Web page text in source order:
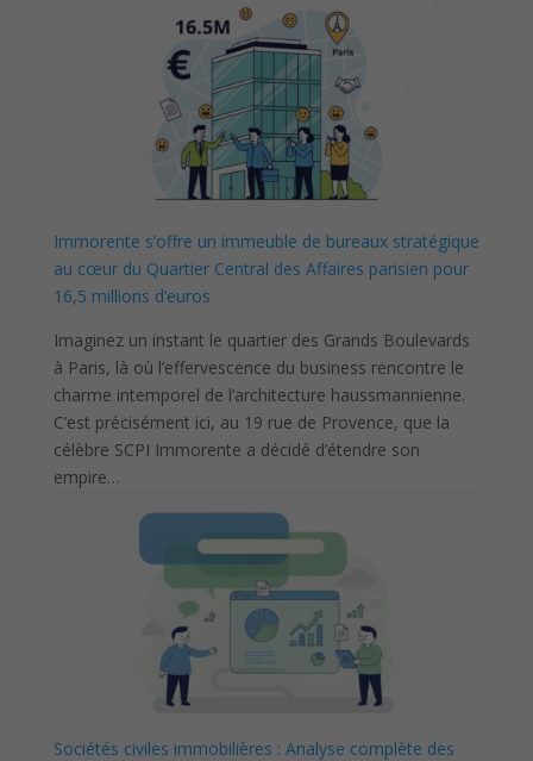
Immorente s’offre un immeuble de bureaux stratégique
au cœur du Quartier Central des Affaires parisien pour
16,5 millions d’euros
Imaginez un instant le quartier des Grands Boulevards
à Paris, là où l’effervescence du business rencontre le
charme intemporel de l’architecture haussmannienne.
C’est précisément ici, au 19 rue de Provence, que la
célèbre SCPI Immorente a décidé d’étendre son
empire…
Sociétés civiles immobilières : Analyse complète des